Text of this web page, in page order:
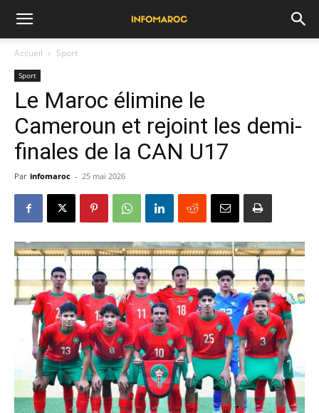
Accueil Sport
Sport
Le Maroc élimine le
Cameroun et rejoint les demi-
finales de la CAN U17
Par infomaroc - 25 mai 2026